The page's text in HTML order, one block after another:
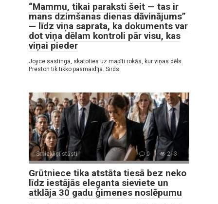
“Mammu, tikai paraksti šeit — tas ir
mans dzimšanas dienas dāvinājums”
— līdz viņa saprata, ka dokuments var
dot viņa dēlam kontroli pār visu, kas
viņai pieder
Joyce sastinga, skatoties uz mapīti rokās, kur viņas dēls
Preston tik tikko pasmaidīja. Sirds
Smieklīgi stāsti 0 213
Grūtniece tika atstāta tiesā bez neko
līdz iestājās eleganta sieviete un
atklāja 30 gadu ģimenes noslēpumu